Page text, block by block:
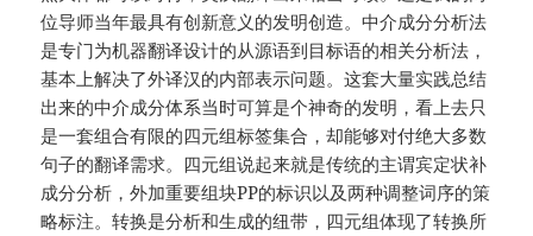
位导师当年最具有创新意义的发明创造。中介成分分析法
是专门为机器翻译设计的从源语到目标语的相关分析法，
基本上解决了外译汉的内部表示问题。这套大量实践总结
出来的中介成分体系当时可算是个神奇的发明，看上去只
是一套组合有限的四元组标签集合，却能够对付绝大多数
句子的翻译需求。四元组说起来就是传统的主谓宾定状补
成分分析，外加重要组块PP的标识以及两种调整词序的策
略标注。转换是分析和生成的纽带，四元组体现了转换所